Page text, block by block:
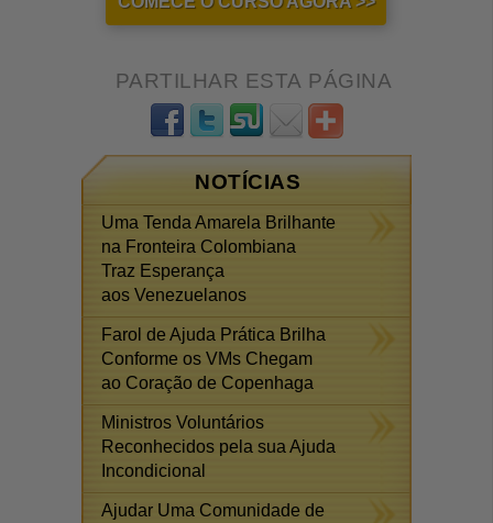
PARTILHAR ESTA PÁGINA
NOTÍCIAS
Uma Tenda Amarela Brilhante
na Fronteira Colombiana
Traz Esperança
aos Venezuelanos
Farol de Ajuda Prática Brilha
Conforme os VMs Chegam
ao Coração de Copenhaga
Ministros Voluntários
Reconhecidos pela sua Ajuda
Incondicional
Ajudar Uma Comunidade de